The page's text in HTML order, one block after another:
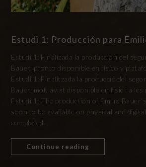
Estudi 1: Producción para
Estudi 1: Finalizada la producción del
Bauer, pronto disponible en físico y
Estudi 1: Finalitzada la producció del
Bauer, molt aviat disponible en físic i a les
Estudi 1: The production of Emilio
soon to be available on physical and
completed.
Continue reading